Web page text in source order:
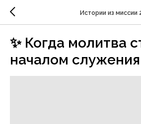
Истории из миссии
✨ Когда молитва
началом служения